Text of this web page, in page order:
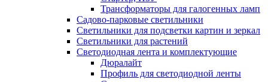
Трансформаторы для галогенных ламп
Садово-парковые светильники
Светильники для подсветки картин и зеркал
Светильники для растений
Светодиодная лента и комплектующие
Дюралайт
Профиль для светодиодной ленты